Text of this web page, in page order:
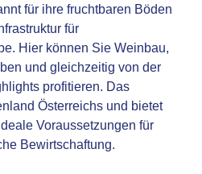
für ihre fruchtbaren Böden
für
Hier können Sie Weinbau,
und gleichzeitig von der
profitieren. Das
Österreichs und bietet
Voraussetzungen für
Bewirtschaftung.